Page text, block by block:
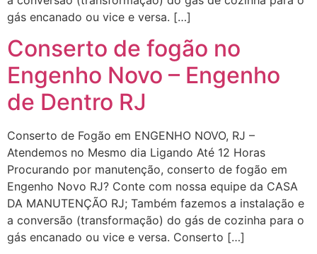
gás encanado ou vice e versa. […]
Conserto de fogão no
Engenho Novo – Engenho
de Dentro RJ
Conserto de Fogão em ENGENHO NOVO, RJ –
Atendemos no Mesmo dia Ligando Até 12 Horas
Procurando por manutenção, conserto de fogão em
Engenho Novo RJ? Conte com nossa equipe da CASA
DA MANUTENÇÃO RJ; Também fazemos a instalação e
a conversão (transformação) do gás de cozinha para o
gás encanado ou vice e versa. Conserto […]